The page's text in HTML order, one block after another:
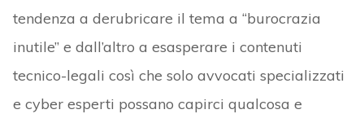
tendenza a derubricare il tema a “burocrazia
inutile” e dall’altro a esasperare i contenuti
tecnico-legali così che solo avvocati specializzati
e cyber esperti possano capirci qualcosa e